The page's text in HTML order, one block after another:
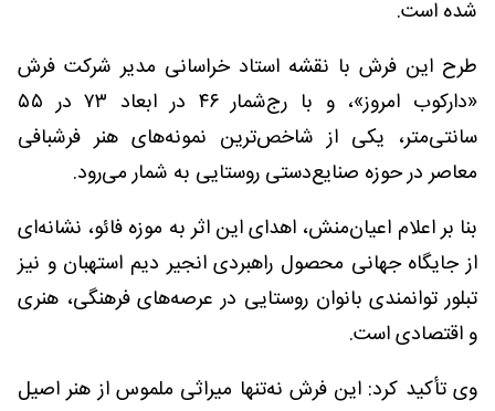
شده است.
طرح این فرش با نقشه استاد خراسانی مدیر شرکت فرش
«دارکوب امروز»، و با رج‌شمار ۴۶ در ابعاد ۷۳ در ۵۵
سانتی‌متر، یکی از شاخص‌ترین نمونه‌های هنر فرشبافی
معاصر در حوزه صنایع‌دستی روستایی به شمار می‌رود.
بنا بر اعلام اعیان‌منش، اهدای این اثر به موزه فائو، نشانه‌ای
از جایگاه جهانی محصول راهبردی انجیر دیم استهبان و نیز
تبلور توانمندی بانوان روستایی در عرصه‌های فرهنگی، هنری
و اقتصادی است.
وی تأکید کرد: این فرش نه‌تنها میراثی ملموس از هنر اصیل